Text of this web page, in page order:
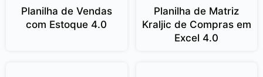
Planilha de Vendas
com Estoque 4.0
Planilha de Matriz
Kraljic de Compras em
Excel 4.0